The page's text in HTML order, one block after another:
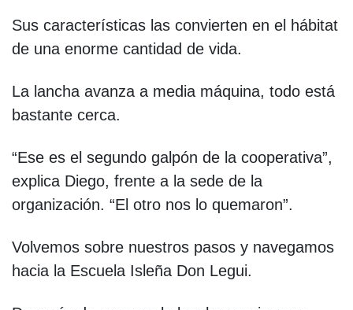
Sus características las convierten en el hábitat
de una enorme cantidad de vida.
La lancha avanza a media máquina, todo está
bastante cerca.
“Ese es el segundo galpón de la cooperativa”,
explica Diego, frente a la sede de la
organización. “El otro nos lo quemaron”.
Volvemos sobre nuestros pasos y navegamos
hacia la Escuela Isleña Don Legui.